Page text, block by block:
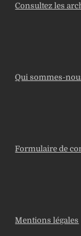
Consultez les
Qui sommes-
Formulaire de
Mentions légales